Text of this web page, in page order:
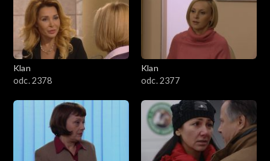
701–800
601–700
501–600
401–500
301–400
Klan
odc. 2378
Klan
odc. 2377